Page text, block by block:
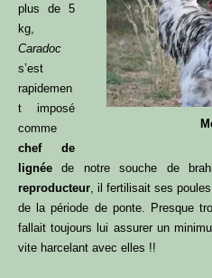
plus de 5
kg,
Caradoc
s’est
rapidemen
t imposé
comme
chef de
lignée de notre souche de
reproducteur , il fertilisait ses
de la période de ponte. Presque
fallait toujours lui assurer un
vite harcelant avec elles !!